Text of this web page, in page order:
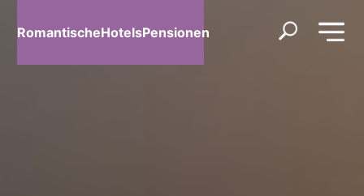
RomantischeHotelsPensionen